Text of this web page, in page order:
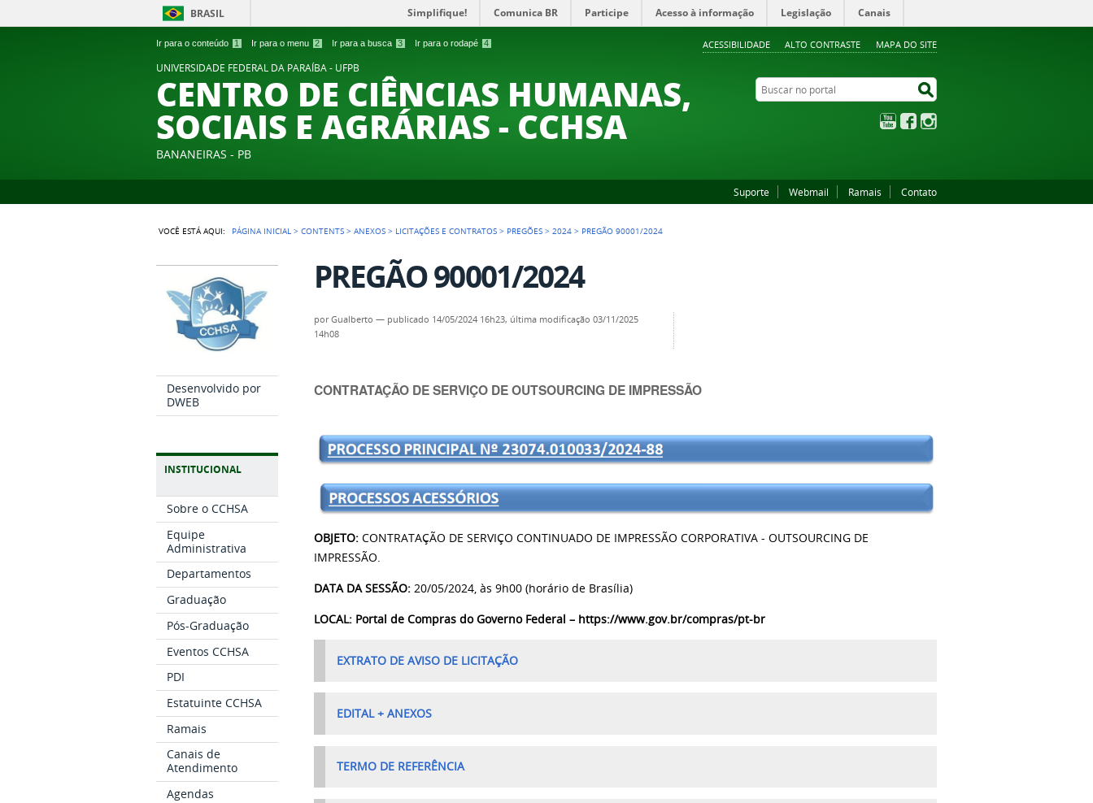
Ir para o conteúdo 1 Ir para o menu 2 Ir para a busca 3 Ir para o rodapé 4 ACESSIBILIDADE ALTO CONTRASTE MAPA DO SITE
BRASIL Simplifique! Comunica BR Participe Acesso à informação Legislação Canais
UNIVERSIDADE FEDERAL DA PARAÍBA - UFPB
CENTRO DE CIÊNCIAS HUMANAS,
SOCIAIS E AGRÁRIAS - CCHSA
BANANEIRAS - PB
Buscar no portal
YouTubeFacebook
Suporte Webmail Ramais Contato
VOCÊ ESTÁ AQUI: PÁGINA INICIAL >CONTENTS >ANEXOS > LICITAÇÕES E CONTRATOS > PREGÕES >2024 > PREGÃO 90001/2024
Desenvolvido por
DWEB
INSTITUCIONAL
Sobre o CCHSA
Equipe
Administrativa
Departamentos
Graduação
Pós-Graduação
Eventos CCHSA
PDI
Estatuinte CCHSA
Ramais
Canais de
Atendimento
Agendas
PREGÃO 90001/2024
porGualberto — publicado 14/05/2024 16h23, última modificação 03/11/2025
14h08
CONTRATAÇÃO DE SERVIÇO DE OUTSOURCING DE IMPRESSÃO
OBJETO:CONTRATAÇÃO DE SERVIÇO CONTINUADO DE IMPRESSÃO CORPORATIVA - OUTSOURCING DE
IMPRESSÃO.
DATA DA SESSÃO:20/05/2024, às 9h00 (horário de Brasília)
LOCAL: Portal de Compras do Governo Federal – https://www.gov.br/compras/pt-br
EXTRATO DE AVISO DE LICITAÇÃO
EDITAL + ANEXOS
TERMO DE REFERÊNCIA